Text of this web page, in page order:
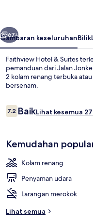
Seterusnya
67+
Gambaran keseluruhanBilik
Faithview Hotel & Suites
pemanduan dari Jalan
2 kolam renang terbuka
bersenam.
Ulasan
7.27.2 daripada 10
BaikLihat kesemua
Kemudahan
Kolam renang
Penyaman udara
Larangan merokok
Lihat semua